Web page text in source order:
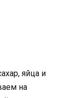
яйца и
на